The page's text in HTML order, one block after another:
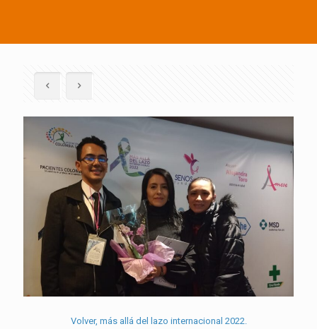
Volver, más allá del lazo internacional 2022.